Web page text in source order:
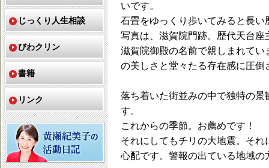
いです。
石畳をゆっくり歩いてみると長い
写真は、滋賀院門跡。歴代天台
滋賀院御殿の名前で親しまれて
の美しさと堂々たる存在感に圧倒
落ち着いた街並みの中で独特の
す。
これからの季節。お薦めです！
それにしてもチリの大地震。それ
心配です。警報の出ている地域
じっくり人生相談
びわクリン
書籍
リンク